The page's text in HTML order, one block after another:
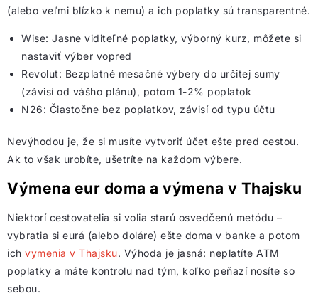
(alebo veľmi blízko k nemu) a ich poplatky sú transparentné.
Wise: Jasne viditeľné poplatky, výborný kurz, môžete si
nastaviť výber vopred
Revolut: Bezplatné mesačné výbery do určitej sumy
(závisí od vášho plánu), potom 1-2% poplatok
N26: Čiastočne bez poplatkov, závisí od typu účtu
Nevýhodou je, že si musíte vytvoriť účet ešte pred cestou.
Ak to však urobíte, ušetríte na každom výbere.
Výmena eur doma a výmena v Thajsku
Niektorí cestovatelia si volia starú osvedčenú metódu –
vybratia si eurá (alebo doláre) ešte doma v banke a potom
ich vymenia v Thajsku. Výhoda je jasná: neplatíte ATM
poplatky a máte kontrolu nad tým, koľko peňazí nosíte so
sebou.